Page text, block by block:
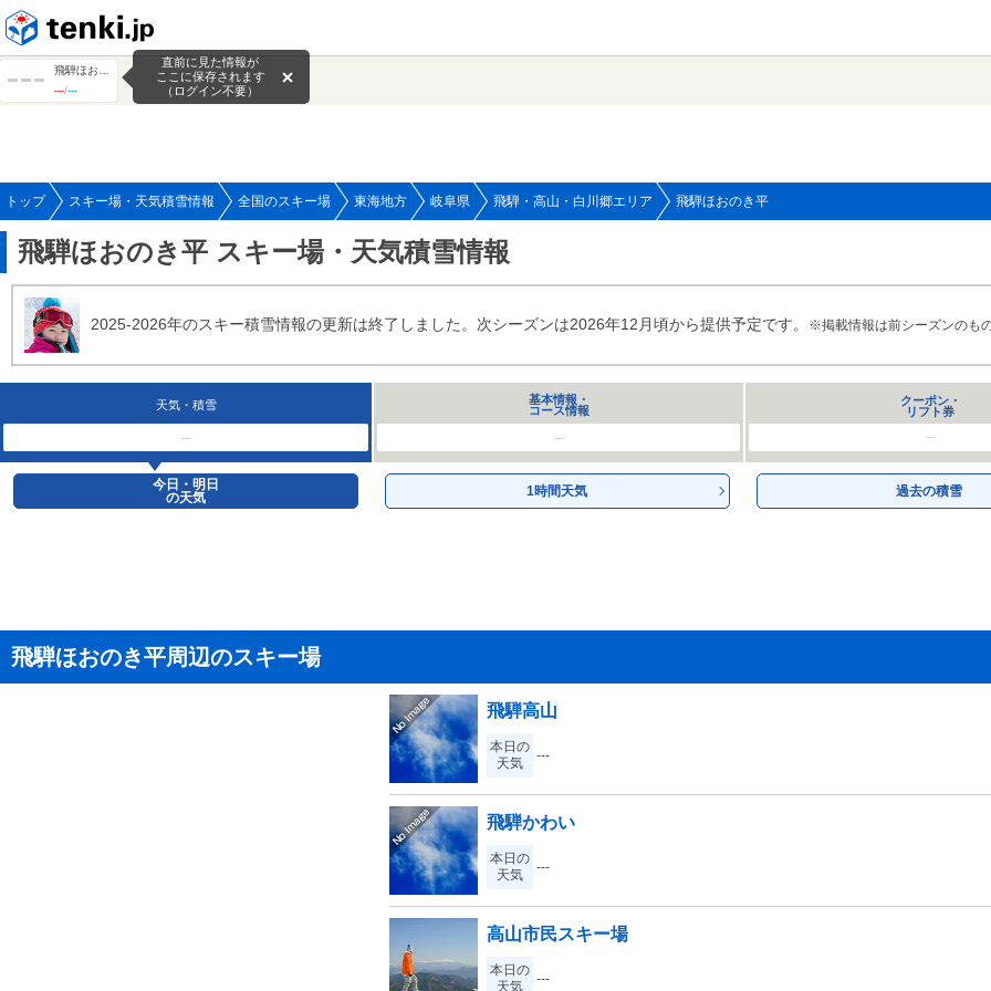
---/---
直前に見た情報が
ここに保存されます
（ログイン不要）
トップ スキー場・天気積雪情報 全国のスキー場 東海地方 岐阜県 飛騨・高山・白川郷エリア 飛騨ほおのき平
飛騨ほおのき平 スキー場・天気積雪情報
2025-2026年のスキー積雪情報の更新は終了しました。次シーズンは2026年12月頃から提供予定です。 ※掲載情報は前シーズンのも
天気・積雪
---
基本情報・
コース情報
---
クーポン・
リフト券
---
今日・明日
の天気
1時間天気 過去の積雪
飛騨ほおのき平周辺のスキー場
飛騨高山
本日の
天気
---
飛騨かわい
本日の
天気
---
高山市民スキー場
本日の
天気
---